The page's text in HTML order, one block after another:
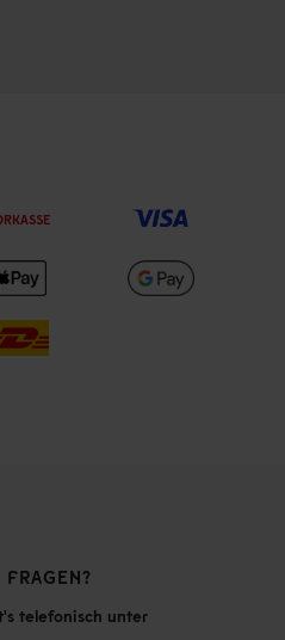
FRAGEN?
telefonisch unter